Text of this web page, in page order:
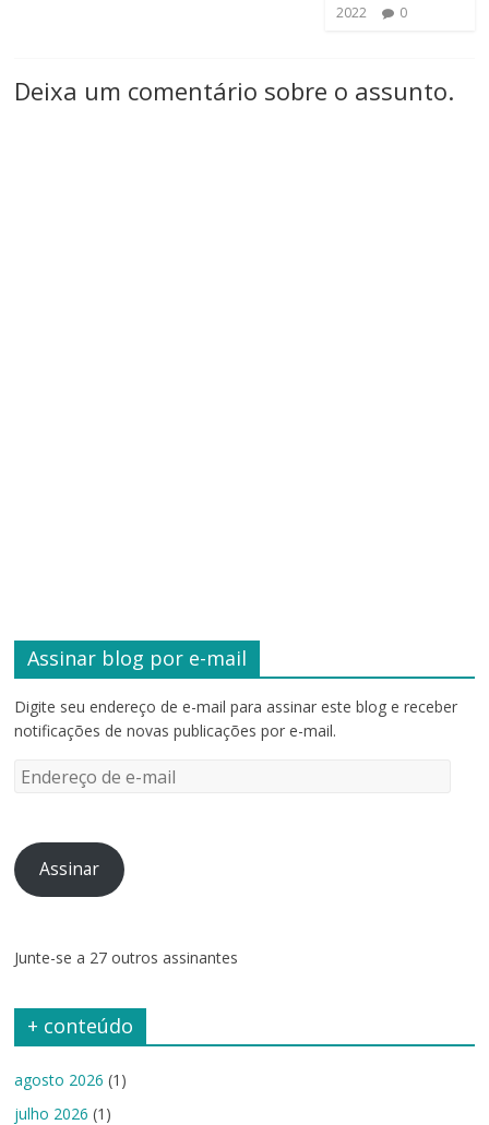
2022 0
Deixa um comentário sobre o assunto.
Assinar blog por e-mail
Digite seu endereço de e-mail para assinar este blog e receber
notificações de novas publicações por e-mail.
Endereço
mail
Assinar
Junte-se a 27 outros assinantes
+ conteúdo
agosto 2026 (1)
julho 2026 (1)